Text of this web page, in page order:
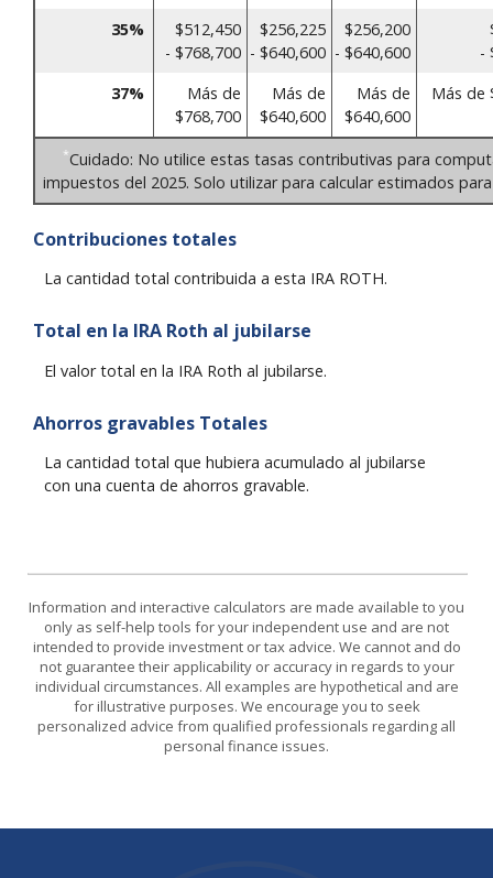
35%
$512,450
- $768,700
$256,225
- $640,600
$256,200
- $640,600
-
37%
Más de
$768,700
Más de
$640,600
Más de
$640,600
Más de
*Cuidado: No utilice estas tasas contributivas para
impuestos del 2025. Solo utilizar para calcular estimados
Contribuciones totales
La cantidad total contribuida a esta IRA ROTH.
Total en la IRA Roth al jubilarse
El valor total en la IRA Roth al jubilarse.
Ahorros gravables Totales
La cantidad total que hubiera acumulado al jubilarse
con una cuenta de ahorros gravable.
Information and interactive calculators are made available to you
only as self-help tools for your independent use and are not
intended to provide investment or tax advice. We cannot and do
not guarantee their applicability or accuracy in regards to your
individual circumstances. All examples are hypothetical and are
for illustrative purposes. We encourage you to seek
personalized advice from qualified professionals regarding all
personal finance issues.